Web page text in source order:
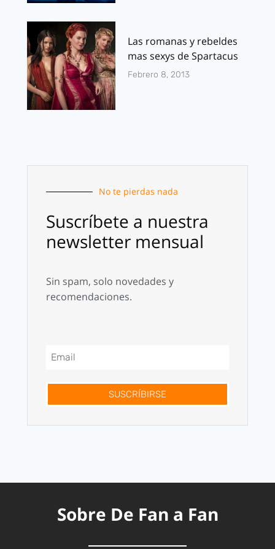
Las romanas y rebeldes
mas sexys de Spartacus
Febrero 8, 2013
No te pierdas nada
Suscríbete a nuestra
newsletter mensual
Sin spam, solo novedades y
recomendaciones.
SUSCRÍBIRSE
Sobre De Fan a Fan